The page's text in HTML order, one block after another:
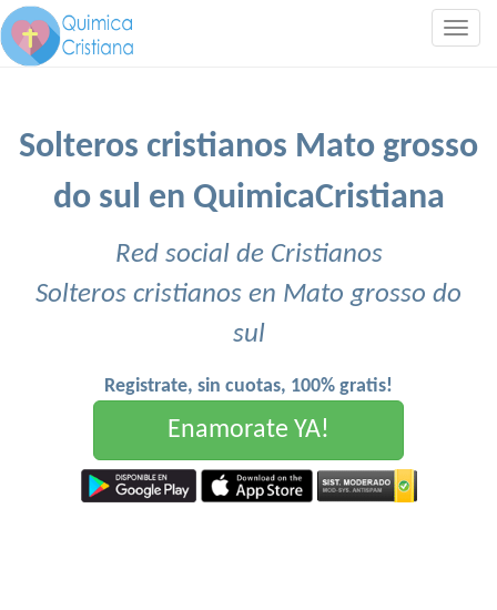
Solteros cristianos Mato grosso
do sul en QuimicaCristiana
Red social de Cristianos
Solteros cristianos en Mato grosso do
sul
Registrate, sin cuotas, 100% gratis!
Enamorate YA!